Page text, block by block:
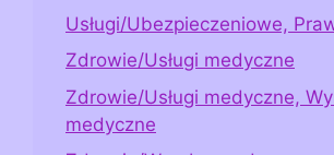
Usługi/Ubezpieczeniowe,
Zdrowie/Usługi medyczne
Zdrowie/Usługi medyczne,
medyczne